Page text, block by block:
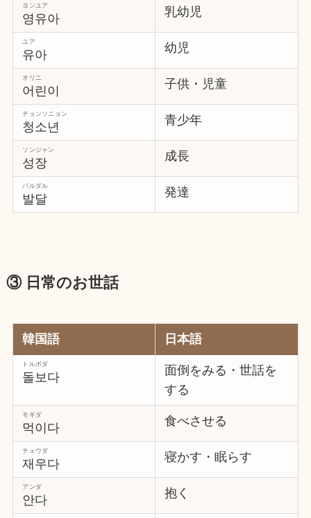
영유아
ヨンユア 乳幼児
유아
ユア 幼児
어린이
オリニ 子供・児童
청소년
チョンソニョン 青少年
성장
ソンジャン 成長
발달
パルダル 発達
③ 日常のお世話
韓国語 日本語
돌보다
トルボダ
面倒をみる・世話を
する
먹이다
モギダ 食べさせる
재우다
チェウダ 寝かす・眠らす
안다
アンダ 抱く